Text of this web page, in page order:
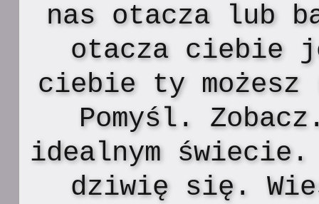
nas otacza lub
otacza ciebie
ciebie ty
Pomyśl.
idealnym
dziwię się.